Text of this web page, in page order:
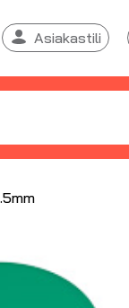
Asiakastili